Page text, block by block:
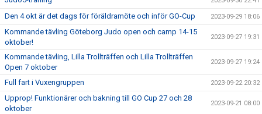
Den 4 okt är det dags för föräldramöte och inför GO-Cup 2023-09-29 18:06
Kommande tävling Göteborg Judo open och camp 14-15
oktober!
2023-09-27 19:31
Kommande tävling, Lilla Trollträffen och Lilla Trollträffen
Open 7 oktober
2023-09-27 19:24
Full fart i Vuxengruppen 2023-09-22 20:32
Upprop! Funktionärer och bakning till GO Cup 27 och 28
oktober
2023-09-21 08:00